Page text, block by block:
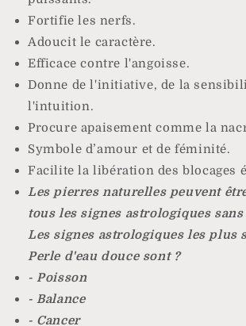
Fortifie les nerfs.
Adoucit le caractère.
Efficace contre l'angoisse.
Donne de l'initiative, de la
l'intuition.
Procure apaisement comme la
Symbole d’amour et de féminité.
Facilite la libération des blocages
Les pierres naturelles peuvent
tous les signes astrologiques
Les signes astrologiques les plus
Perle d'eau douce sont ?
- Poisson
- Balance
- Cancer